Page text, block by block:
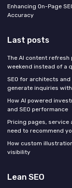
Enhancing On-Page
Accuracy
Last posts
The AI content refresh
weekend instead of a
SEO for architects
generate inquiries
How AI powered
and SEO performance
Pricing pages, service
need to recommend
How custom
visibility
Lean SEO